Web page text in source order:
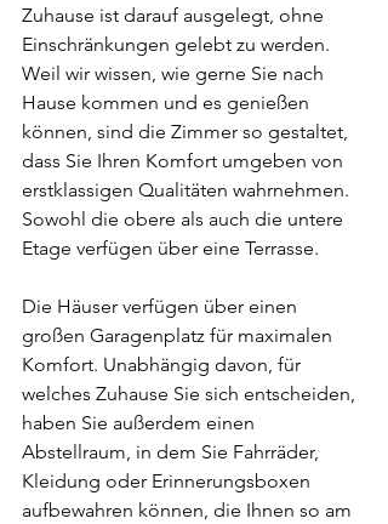
Zuhause ist darauf ausgelegt, ohne
Einschränkungen gelebt zu werden.
Weil wir wissen, wie gerne Sie nach
Hause kommen und es genießen
können, sind die Zimmer so gestaltet,
dass Sie Ihren Komfort umgeben von
erstklassigen Qualitäten wahrnehmen.
Sowohl die obere als auch die untere
Etage verfügen über eine Terrasse.
Die Häuser verfügen über einen
großen Garagenplatz für maximalen
Komfort. Unabhängig davon, für
welches Zuhause Sie sich entscheiden,
haben Sie außerdem einen
Abstellraum, in dem Sie Fahrräder,
Kleidung oder Erinnerungsboxen
aufbewahren können, die Ihnen so am